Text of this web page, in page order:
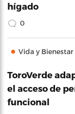
hígado
0
Vida y Bienestar
ToroVerde
el acceso de
funcional